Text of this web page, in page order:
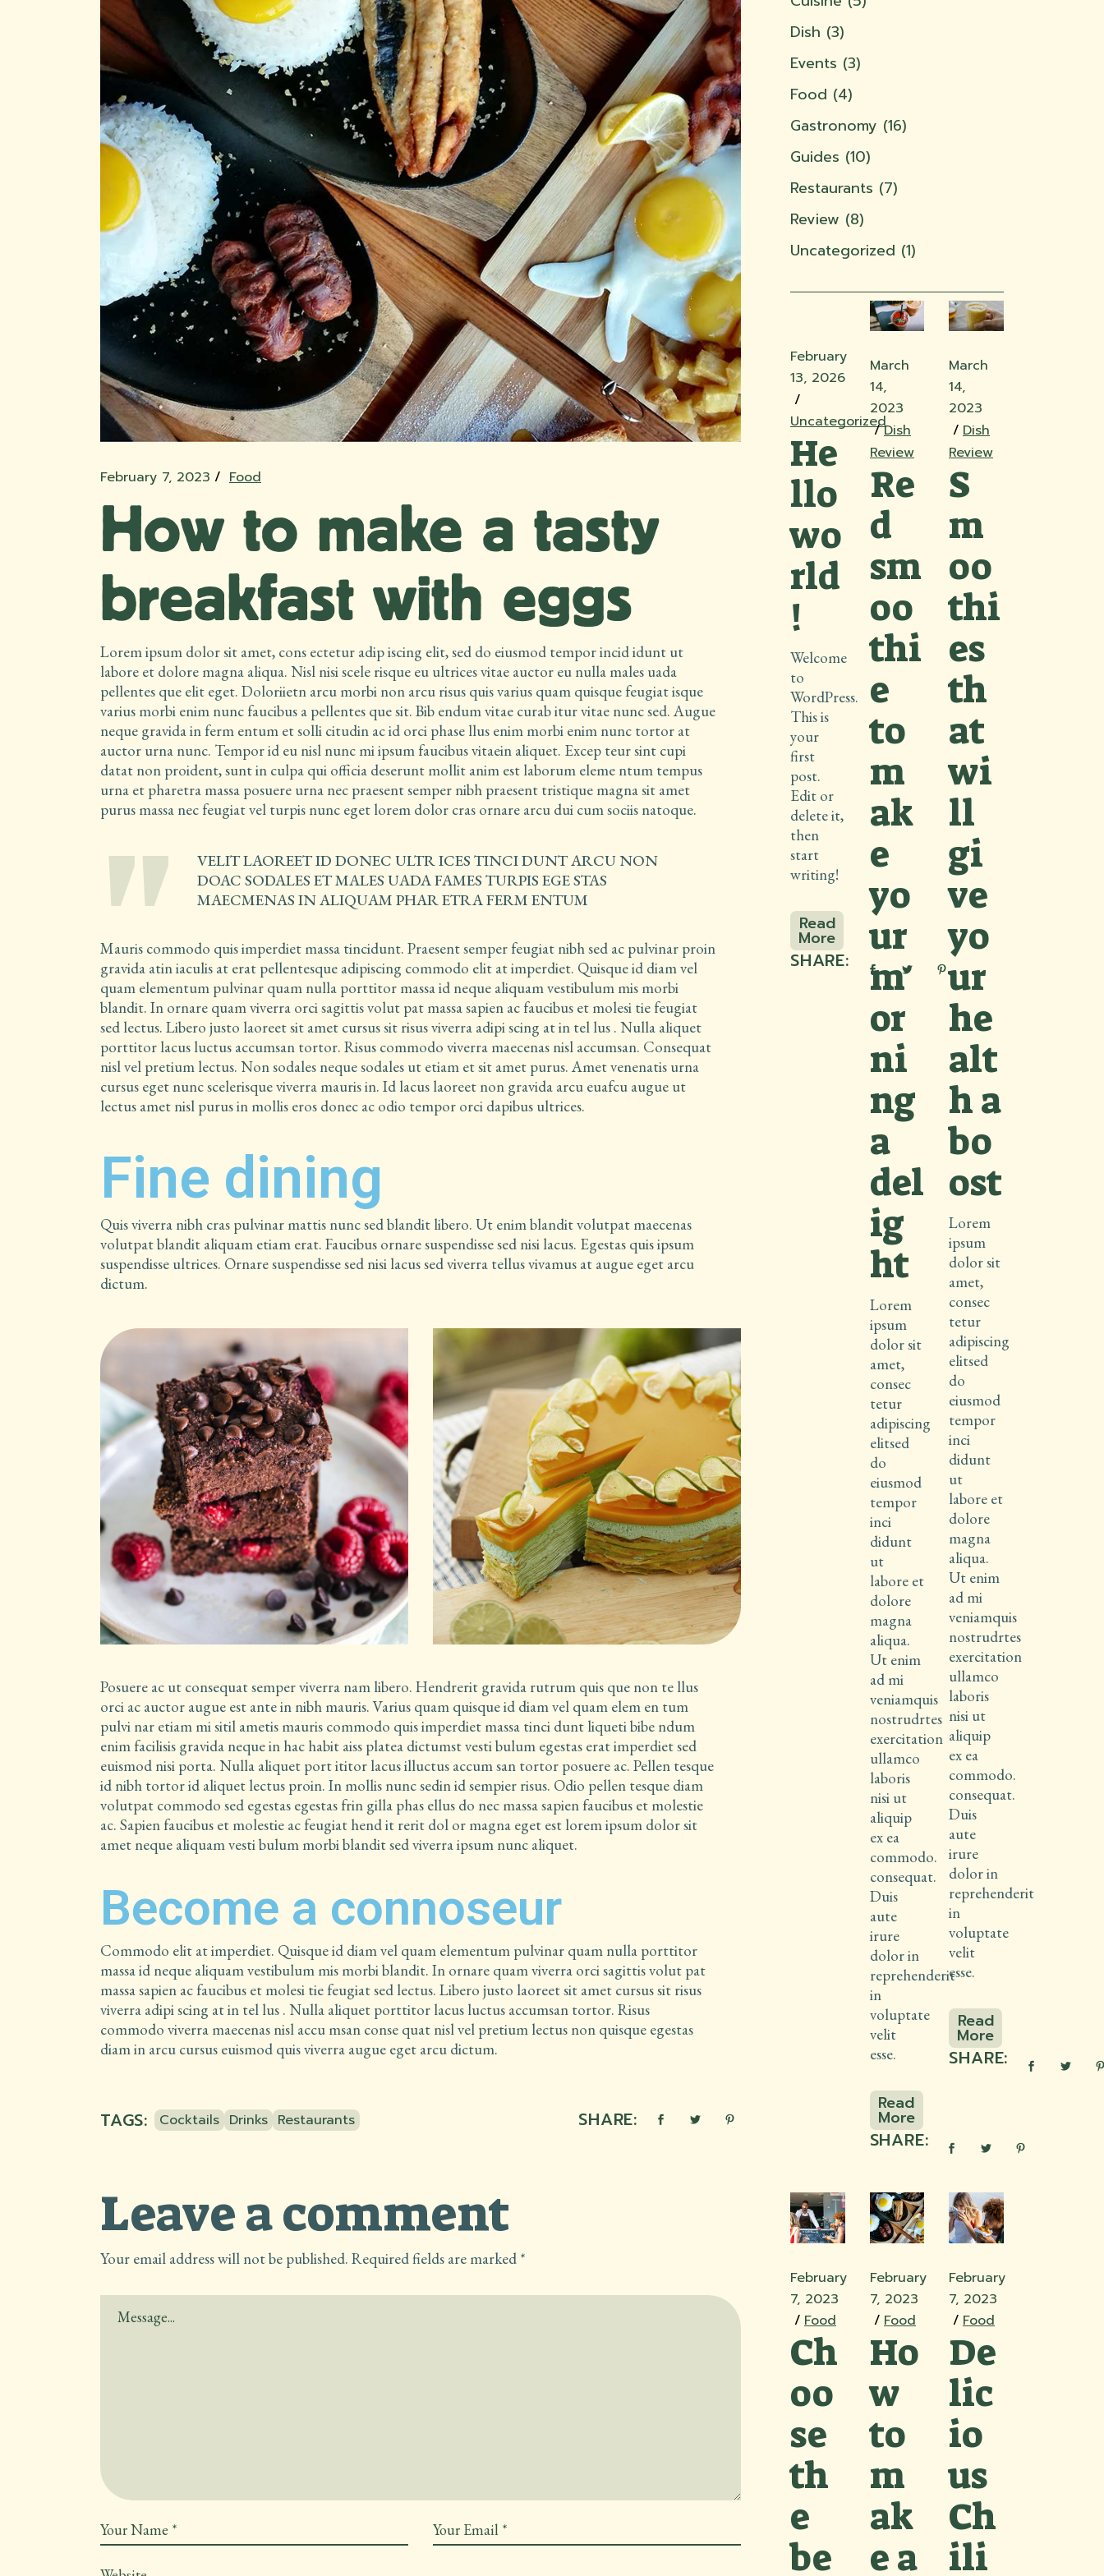
February 7, 2023 Food
How to make a tasty
breakfast with eggs
Lorem ipsum dolor sit amet, cons ectetur adip iscing elit, sed do eiusmod tempor incid idunt ut
labore et dolore magna aliqua. Nisl nisi scele risque eu ultrices vitae auctor eu nulla males uada
pellentes que elit eget. Doloriietn arcu morbi non arcu risus quis varius quam quisque feugiat isque
varius morbi enim nunc faucibus a pellentes que sit. Bib endum vitae curab itur vitae nunc sed. Augue
neque gravida in ferm entum et solli citudin ac id orci phase llus enim morbi enim nunc tortor at
auctor urna nunc. Tempor id eu nisl nunc mi ipsum faucibus vitaein aliquet. Excep teur sint cupi
datat non proident, sunt in culpa qui officia deserunt mollit anim est laborum eleme ntum tempus
urna et pharetra massa posuere urna nec praesent semper nibh praesent tristique magna sit amet
purus massa nec feugiat vel turpis nunc eget lorem dolor cras ornare arcu dui cum sociis natoque.
VELIT LAOREET ID DONEC ULTR ICES TINCI DUNT ARCU NON
DOAC SODALES ET MALES UADA FAMES TURPIS EGE STAS
MAECMENAS IN ALIQUAM PHAR ETRA FERM ENTUM
Mauris commodo quis imperdiet massa tincidunt. Praesent semper feugiat nibh sed ac pulvinar proin
gravida atin iaculis at erat pellentesque adipiscing commodo elit at imperdiet. Quisque id diam vel
quam elementum pulvinar quam nulla porttitor massa id neque aliquam vestibulum mis morbi
blandit. In ornare quam viverra orci sagittis volut pat massa sapien ac faucibus et molesi tie feugiat
sed lectus. Libero justo laoreet sit amet cursus sit risus viverra adipi scing at in tel lus . Nulla aliquet
porttitor lacus luctus accumsan tortor. Risus commodo viverra maecenas nisl accumsan. Consequat
nisl vel pretium lectus. Non sodales neque sodales ut etiam et sit amet purus. Amet venenatis urna
cursus eget nunc scelerisque viverra mauris in. Id lacus laoreet non gravida arcu euafcu augue ut
lectus amet nisl purus in mollis eros donec ac odio tempor orci dapibus ultrices.
Fine dining
Quis viverra nibh cras pulvinar mattis nunc sed blandit libero. Ut enim blandit volutpat maecenas
volutpat blandit aliquam etiam erat. Faucibus ornare suspendisse sed nisi lacus. Egestas quis ipsum
suspendisse ultrices. Ornare suspendisse sed nisi lacus sed viverra tellus vivamus at augue eget arcu
dictum.
Posuere ac ut consequat semper viverra nam libero. Hendrerit gravida rutrum quis que non te llus
orci ac auctor augue est ante in nibh mauris. Varius quam quisque id diam vel quam elem en tum
pulvi nar etiam mi sitil ametis mauris commodo quis imperdiet massa tinci dunt liqueti bibe ndum
enim facilisis gravida neque in hac habit aiss platea dictumst vesti bulum egestas erat imperdiet sed
euismod nisi porta. Nulla aliquet port ititor lacus illuctus accum san tortor posuere ac. Pellen tesque
id nibh tortor id aliquet lectus proin. In mollis nunc sedin id sempier risus. Odio pellen tesque diam
volutpat commodo sed egestas egestas frin gilla phas ellus do nec massa sapien faucibus et molestie
ac. Sapien faucibus et molestie ac feugiat hend it rerit dol or magna eget est lorem ipsum dolor sit
amet neque aliquam vesti bulum morbi blandit sed viverra ipsum nunc aliquet.
Become a connoseur
Commodo elit at imperdiet. Quisque id diam vel quam elementum pulvinar quam nulla porttitor
massa id neque aliquam vestibulum mis morbi blandit. In ornare quam viverra orci sagittis volut pat
massa sapien ac faucibus et molesi tie feugiat sed lectus. Libero justo laoreet sit amet cursus sit risus
viverra adipi scing at in tel lus . Nulla aliquet porttitor lacus luctus accumsan tortor. Risus
commodo viverra maecenas nisl accu msan conse quat nisl vel pretium lectus non quisque egestas
diam in arcu cursus euismod quis viverra augue eget arcu dictum.
TAGS: Cocktails Drinks Restaurants SHARE:
Leave a comment
Your email address will not be published. Required fields are marked *
Dish (3)
Events (3)
Food (4)
Gastronomy (16)
Guides (10)
Restaurants (7)
Review (8)
Uncategorized (1)
February
13, 2026
Uncategorized
He
llo
wo
rld
!
Welcome
to
WordPress.
This is
your
first
post.
Edit or
delete it,
then
start
writing!
Read
More
Read
More
SHARE:
March
14,
2023
Dish
Review
Re
d
sm
oo
thi
e
to
m
ak
e
yo
ur
m
or
ni
ng
a
del
ig
ht
Lorem
ipsum
dolor sit
amet,
consec
tetur
adipiscing
elitsed
do
eiusmod
tempor
inci
didunt
ut
labore et
dolore
magna
aliqua.
Ut enim
ad mi
veniamquis
nostrudrtes
exercitation
ullamco
laboris
nisi ut
aliquip
ex ea
commodo.
consequat.
Duis
aute
irure
dolor in
reprehenderit
in
voluptate
velit
esse.
Read
More
Read
More
SHARE:
March
14,
2023
Dish
Review
S
m
oo
thi
es
th
at
wi
ll
gi
ve
yo
ur
he
alt
h a
bo
ost
Lorem
ipsum
dolor sit
amet,
consec
tetur
adipiscing
elitsed
do
eiusmod
tempor
inci
didunt
ut
labore et
dolore
magna
aliqua.
Ut enim
ad mi
veniamquis
nostrudrtes
exercitation
ullamco
laboris
nisi ut
aliquip
ex ea
commodo.
consequat.
Duis
aute
irure
dolor in
reprehenderit
in
voluptate
velit
esse.
Read
More
Read
More
SHARE:
February
7, 2023
Food
Ch
oo
se
th
e
be
February
7, 2023
Food
Ho
w
to
m
ak
e a
February
7, 2023
Food
De
lic
io
us
Ch
ili